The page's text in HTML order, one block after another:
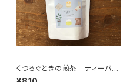
くつろぐときの煎茶 ティーバッ
グ ７個入り チャック付